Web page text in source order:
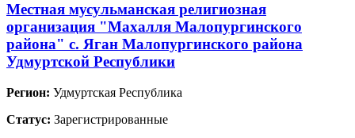
Местная мусульманская религиозная
организация "Махалля Малопургинского
района" с. Яган Малопургинского района
Удмуртской Республики
Регион: Удмуртская Республика
Статус: Зарегистрированные